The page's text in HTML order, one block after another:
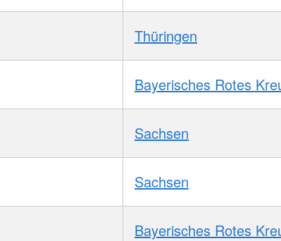
Thüringen
Bayerisches Rotes
Sachsen
Sachsen
Bayerisches Rotes